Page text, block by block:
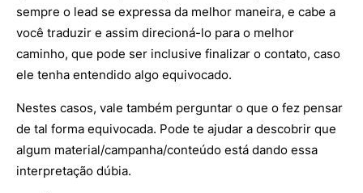
sempre o lead se expressa da melhor maneira, e cabe a
você traduzir e assim direcioná-lo para o melhor
caminho, que pode ser inclusive finalizar o contato, caso
ele tenha entendido algo equivocado.
Nestes casos, vale também perguntar o que o fez pensar
de tal forma equivocada. Pode te ajudar a descobrir que
algum material/campanha/conteúdo está dando essa
interpretação dúbia.